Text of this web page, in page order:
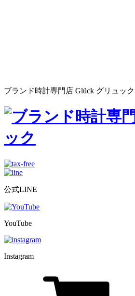
ブランド時計専門店 Glück グリュック
公式LINE
YouTube
Instagram